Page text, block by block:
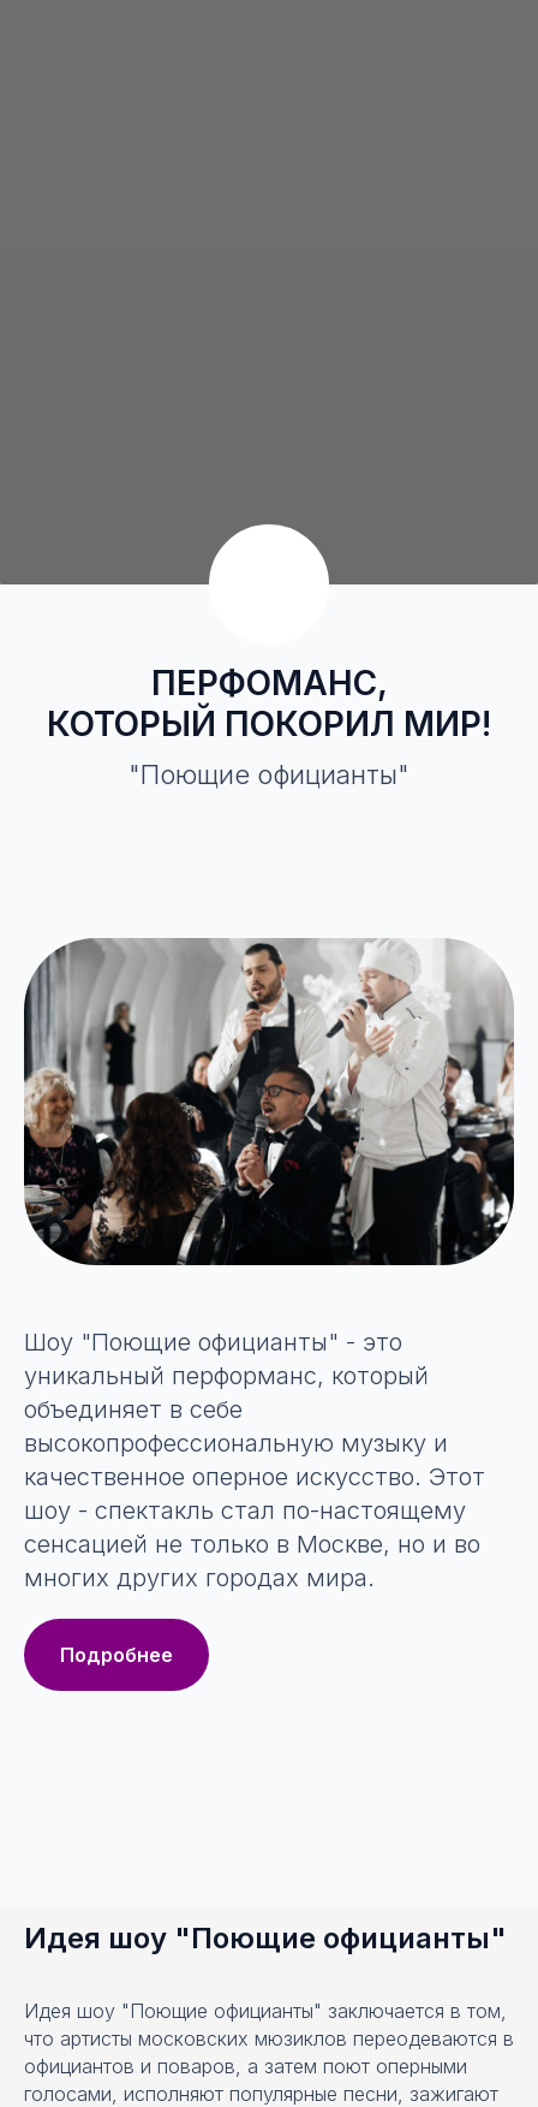
ПЕРФОМАНС,
КОТОРЫЙ ПОКОРИЛ МИР!
"Поющие официанты"
Шоу "Поющие официанты" - это
уникальный перформанс, который
объединяет в себе
высокопрофессиональную музыку и
качественное оперное искусство. Этот
шоу - спектакль стал по-настоящему
сенсацией не только в Москве, но и во
многих других городах мира.
Подробнее
Идея шоу "Поющие официанты"
Идея шоу "Поющие официанты" заключается в том,
что артисты московских мюзиклов переодеваются в
официантов и поваров, а затем поют оперными
голосами, исполняют популярные песни, зажигают